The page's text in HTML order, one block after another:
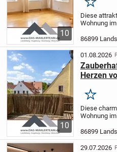
10
Merken
Diese
Wohnung
intelligenten
die
86899
10
01.08.2026
Herzen
Merken
Diese
Wohnung
durchdachte
ideal für
86899
29.07.2026